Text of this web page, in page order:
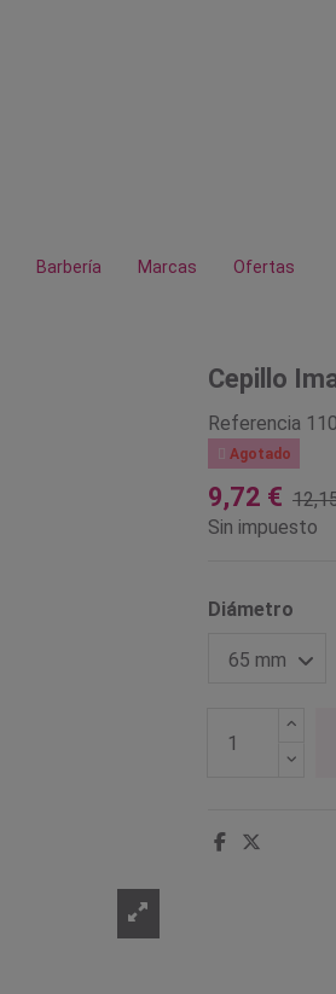
Barbería Marcas Ofertas
Cepillo
Referencia
Agotado
9,72 €
Sin impuesto
Diámetro